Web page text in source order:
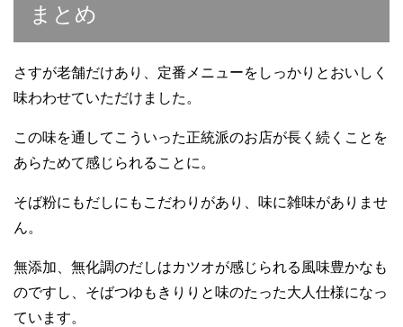
まとめ
さすが老舗だけあり、定番メニューをしっかりとおいしく
味わわせていただけました。
この味を通してこういった正統派のお店が長く続くことを
あらためて感じられることに。
そば粉にもだしにもこだわりがあり、味に雑味がありませ
ん。
無添加、無化調のだしはカツオが感じられる風味豊かなも
のですし、そばつゆもきりりと味のたった大人仕様になっ
ています。